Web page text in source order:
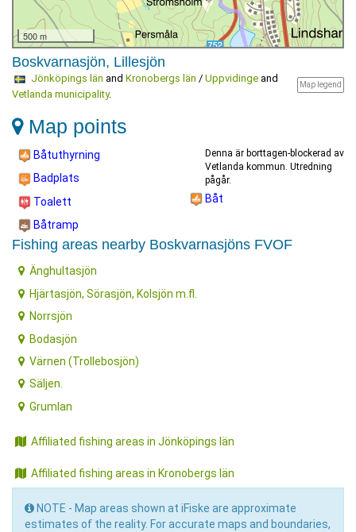
500 m
Boskvarnasjön, Lillesjön
Map legend
Jönköpings län and Kronobergs län / Uppvidingeand
Vetlanda municipality.
Map points
Båtuthyrning
Badplats
Toalett
Båtramp
Denna är borttagen-blockerad av
Vetlanda kommun. Utredning
pågår.
Båt
Fishing areas nearby Boskvarnasjöns FVOF
Änghultasjön
Hjärtasjön, Sörasjön, Kolsjön m.fl.
Norrsjön
Bodasjön
Värnen (Trollebosjön)
Säljen.
Grumlan
Affiliated fishing areas in Jönköpings län
Affiliated fishing areas in Kronobergs län
NOTE - Map areas shown at iFiske are approximate
estimates of the reality. For accurate maps and boundaries,